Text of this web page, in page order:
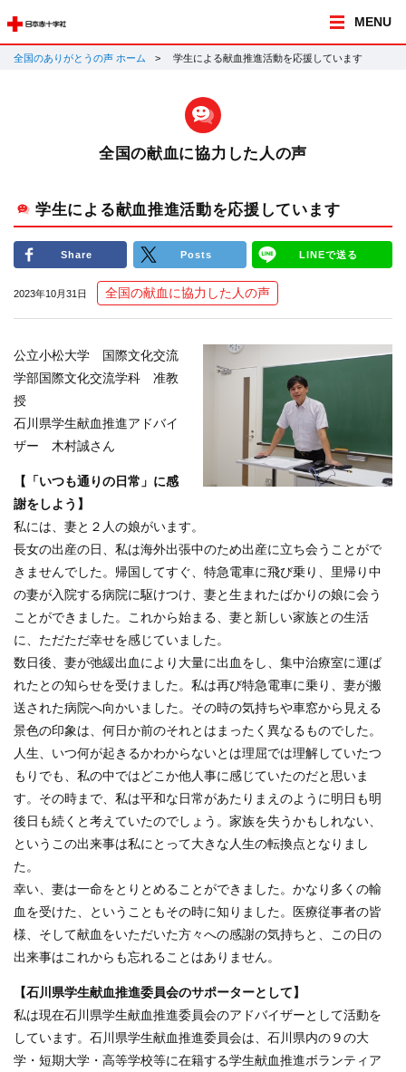
MENU
全国のありがとうの声 ホーム 学生による献血推進活動を応援しています
全国の献血に協力した人の声
学生による献血推進活動を応援しています
Share Posts LINEで送る
2023年10月31日 全国の献血に協力した人の声
公立小松大学 国際文化交流
学部国際文化交流学科 准教
授
石川県学生献血推進アドバイ
ザー 木村誠さん
【「いつも通りの日常」に感
謝をしよう】
私には、妻と２人の娘がいます。
長女の出産の日、私は海外出張中のため出産に立ち会うことがで
きませんでした。帰国してすぐ、特急電車に飛び乗り、里帰り中
の妻が入院する病院に駆けつけ、妻と生まれたばかりの娘に会う
ことができました。これから始まる、妻と新しい家族との生活
に、ただただ幸せを感じていました。
数日後、妻が弛緩出血により大量に出血をし、集中治療室に運ば
れたとの知らせを受けました。私は再び特急電車に乗り、妻が搬
送された病院へ向かいました。その時の気持ちや車窓から見える
景色の印象は、何日か前のそれとはまったく異なるものでした。
人生、いつ何が起きるかわからないとは理屈では理解していたつ
もりでも、私の中ではどこか他人事に感じていたのだと思いま
す。その時まで、私は平和な日常があたりまえのように明日も明
後日も続くと考えていたのでしょう。家族を失うかもしれない、
というこの出来事は私にとって大きな人生の転換点となりまし
た。
幸い、妻は一命をとりとめることができました。かなり多くの輸
血を受けた、ということもその時に知りました。医療従事者の皆
様、そして献血をいただいた方々への感謝の気持ちと、この日の
出来事はこれからも忘れることはありません。
【石川県学生献血推進委員会のサポーターとして】
私は現在石川県学生献血推進委員会のアドバイザーとして活動を
しています。石川県学生献血推進委員会は、石川県内の９の大
学・短期大学・高等学校等に在籍する学生献血推進ボランティア